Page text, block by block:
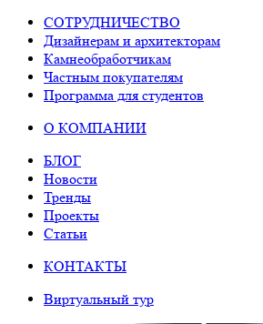
СОТРУДНИЧЕСТВО
Дизайнерам и архитекторам
Камнеобработчикам
Частным покупателям
Программа для студентов
О КОМПАНИИ
БЛОГ
Новости
Тренды
Проекты
Статьи
КОНТАКТЫ
Виртуальный тур